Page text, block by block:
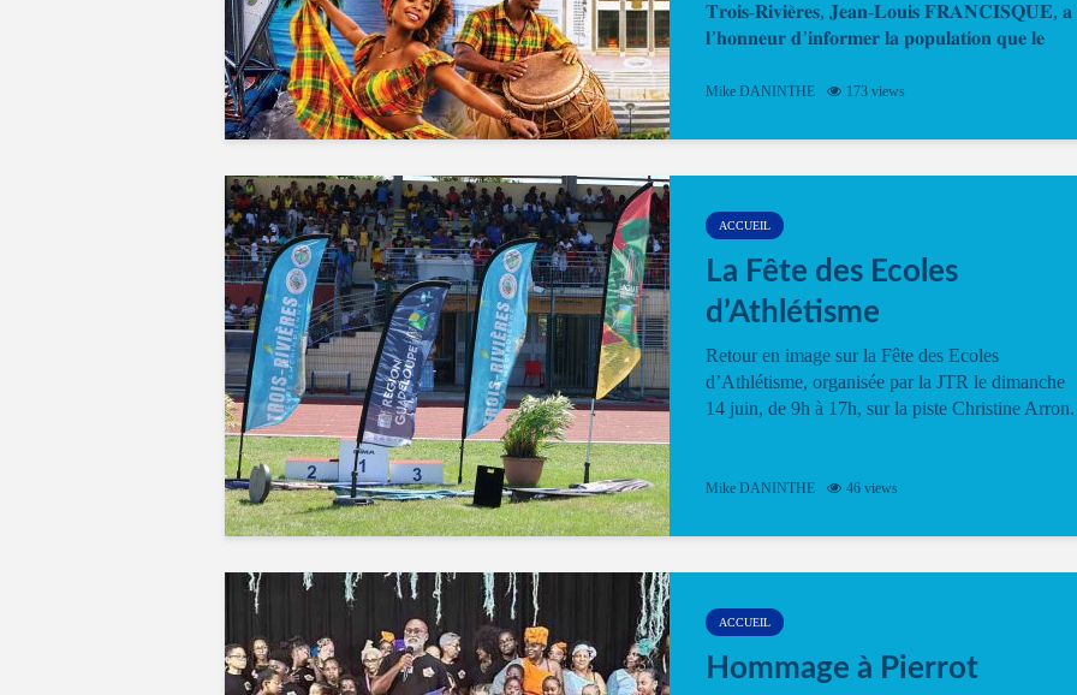
𝐓𝐫𝐨𝐢𝐬-𝐑𝐢𝐯𝐢𝐞̀𝐫𝐞𝐬, 𝐉𝐞𝐚𝐧-𝐋𝐨𝐮𝐢𝐬 𝐅𝐑𝐀𝐍𝐂𝐈𝐒𝐐𝐔𝐄, 𝐚
𝐥’𝐡𝐨𝐧𝐧𝐞𝐮𝐫 𝐝’𝐢𝐧𝐟𝐨𝐫𝐦𝐞𝐫 𝐥𝐚 𝐩𝐨𝐩𝐮𝐥𝐚𝐭𝐢𝐨𝐧 𝐪𝐮𝐞 𝐥𝐞
Mike DANINTHE 173 views
ACCUEIL
La Fête des Ecoles
d’Athlétisme
Retour en image sur la Fête des Ecoles
d’Athlétisme, organisée par la JTR le dimanche
14 juin, de 9h à 17h, sur la piste Christine Arron.
Mike DANINTHE 46 views
ACCUEIL
Hommage à Pierrot